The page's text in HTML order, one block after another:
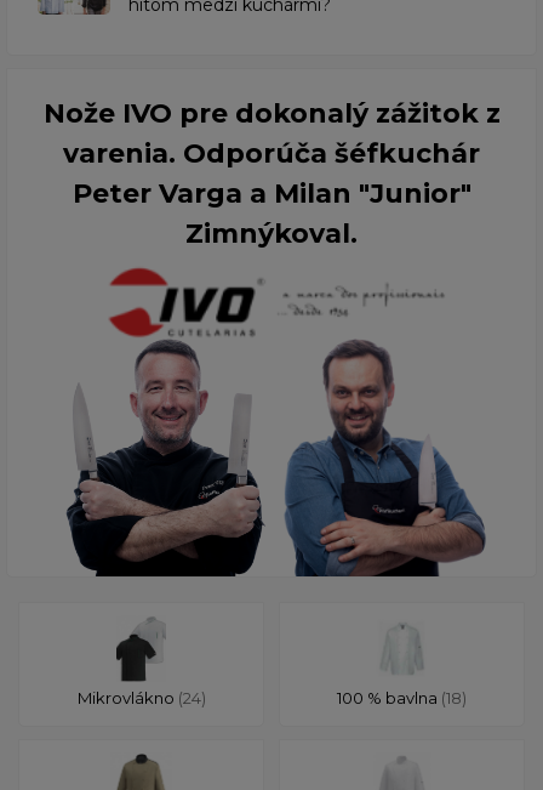
hitom medzi kuchármi?
Nože IVO pre dokonalý zážitok z
varenia. Odporúča šéfkuchár
Peter Varga a Milan "Junior"
Zimnýkoval.
Mikrovlákno (24) 100 % bavlna (18)